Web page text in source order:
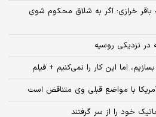
خرازی: اگر به شلاق محکوم شوی
در نزدیکی روسیه
اما این کار را نمی‌کنیم + فیلم
با مواضع قبلی وی متناقض است
خود را از سر گرفتند